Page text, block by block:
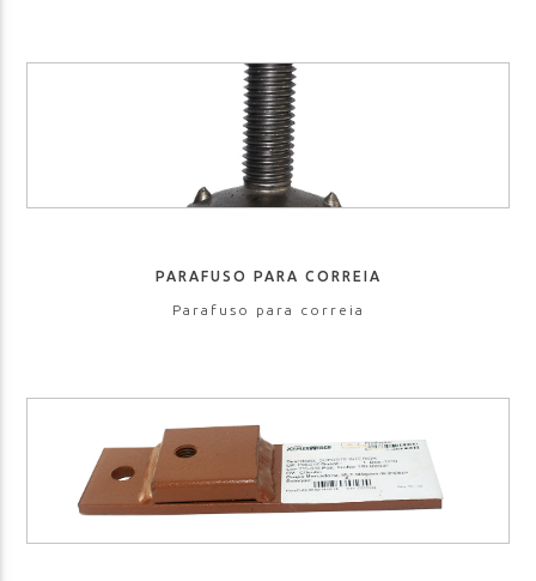
PARAFUSO PARA CORREIA
Parafuso para correia